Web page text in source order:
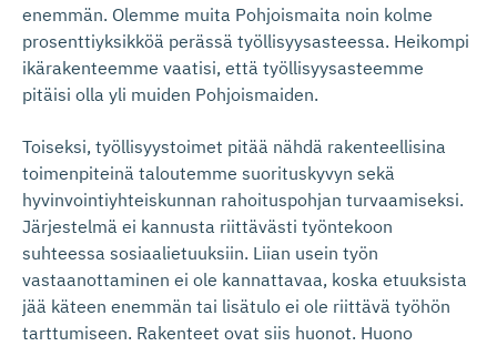
enemmän. Olemme muita Pohjoismaita noin kolme
prosenttiyksikköä perässä työllisyysasteessa. Heikompi
ikärakenteemme vaatisi, että työllisyysasteemme
pitäisi olla yli muiden Pohjoismaiden.
Toiseksi, työllisyystoimet pitää nähdä rakenteellisina
toimenpiteinä taloutemme suorituskyvyn sekä
hyvinvointiyhteiskunnan rahoituspohjan turvaamiseksi.
Järjestelmä ei kannusta riittävästi työntekoon
suhteessa sosiaalietuuksiin. Liian usein työn
vastaanottaminen ei ole kannattavaa, koska etuuksista
jää käteen enemmän tai lisätulo ei ole riittävä työhön
tarttumiseen. Rakenteet ovat siis huonot. Huono